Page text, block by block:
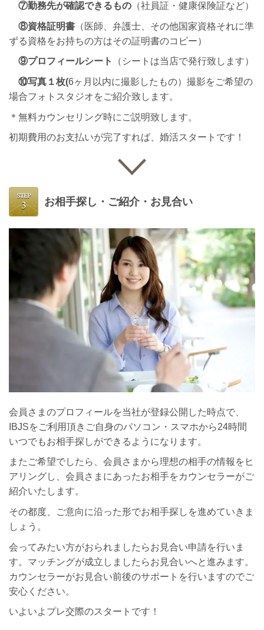
⑦勤務先が確認できるもの （社員証・健康保険証など）
⑧資格証明書 （医師、弁護士、その他国家資格それに準
ずる資格をお持ちの方はその証明書のコピー）
⑨プロフィールシート （シートは当店で発行致します）
⑩写真１枚(6ヶ月以内に撮影したもの）撮影をご希望の
場合フォトスタジオをご紹介致します。
＊無料カウンセリング時にご説明致します。
初期費用のお支払いが完了すれば、婚活スタートです！
お相手探し・ご紹介・お見合い
会員さまのプロフィールを当社が登録公開した時点で、
IBJSをご利用頂きご自身のパソコン・スマホから24時間
いつでもお相手探しができるようになります。
またご希望でしたら、会員さまから理想の相手の情報をヒ
アリングし、会員さまにあったお相手をカウンセラーがご
紹介いたします。
その都度、ご意向に沿った形でお相手探しを進めていきま
しょう。
会ってみたい方がおられましたらお見合い申請を行いま
す。マッチングが成立しましたらお見合いへと進みます。
カウンセラーがお見合い前後のサポートを行いますのでご
安心ください。
いよいよプレ交際のスタートです！